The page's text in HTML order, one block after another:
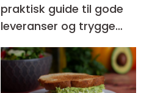
praktisk guide til gode
leveranser og trygge
menyer